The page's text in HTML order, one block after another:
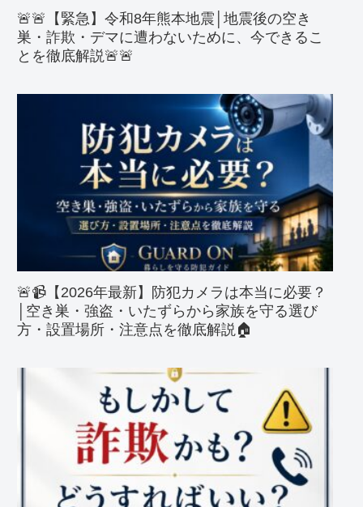
🚨🚨【緊急】令和8年熊本地震│地震後の空き
巣・詐欺・デマに遭わないために、今できるこ
とを徹底解説🚨🚨
🚨📹【2026年最新】防犯カメラは本当に必要？
│空き巣・強盗・いたずらから家族を守る選び
方・設置場所・注意点を徹底解説🏠